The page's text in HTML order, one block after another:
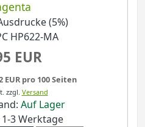
(5%)
HP622-MA
EUR
EUR pro 100 Seiten
zzgl. Versand
Auf Lager
3 Werktage